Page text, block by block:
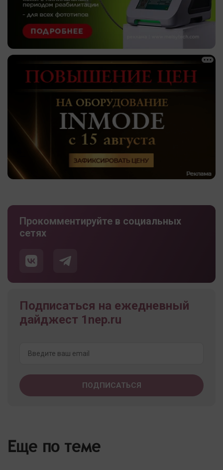
Прокомментируйте в социальных
сетях
Подписаться на ежедневный
дайджест 1nep.ru
Еще по теме